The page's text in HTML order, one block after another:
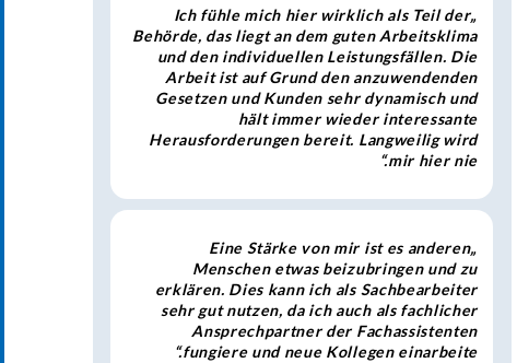
„Ich fühle mich hier wirklich als Teil der
Behörde, das liegt an dem guten Arbeitsklima
und den individuellen Leistungsfällen. Die
Arbeit ist auf Grund den anzuwendenden
Gesetzen und Kunden sehr dynamisch und
hält immer wieder interessante
Herausforderungen bereit. Langweilig wird
mir hier nie.“
„Eine Stärke von mir ist es anderen
Menschen etwas beizubringen und zu
erklären. Dies kann ich als Sachbearbeiter
sehr gut nutzen, da ich auch als fachlicher
Ansprechpartner der Fachassistenten
fungiere und neue Kollegen einarbeite.“